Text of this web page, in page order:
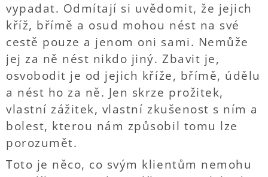
vypadat. Odmítají si uvědomit, že jejich
kříž, břímě a osud mohou nést na své
cestě pouze a jenom oni sami. Nemůže
jej za ně nést nikdo jiný. Zbavit je,
osvobodit je od jejich kříže, břímě, údělu
a nést ho za ně. Jen skrze prožitek,
vlastní zážitek, vlastní zkušenost s ním a
bolest, kterou nám způsobil tomu lze
porozumět.
Toto je něco, co svým klientům nemohu